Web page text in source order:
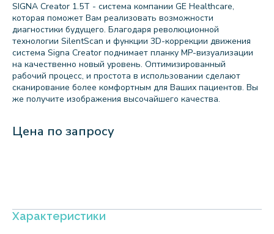
SIGNA Creator 1.5T - система компании GE Healthcare,
которая поможет Вам реализовать возможности
диагностики будущего. Благодаря революционной
технологии SilentScan и функции 3D-коррекции движения
система Signa Creator поднимает планку МР-визуализации
на качественно новый уровень. Оптимизированный
рабочий процесс, и простота в использовании сделают
сканирование более комфортным для Ваших пациентов. Вы
же получите изображения высочайшего качества.
Цена по запросу
Характеристики